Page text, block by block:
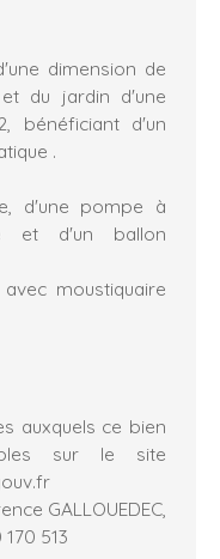
dimension de
du jardin d'une
bénéficiant d'un
.
d'une pompe à
et d'un ballon
moustiquaire
auxquels ce bien
sur le site
GALLOUEDEC,
513